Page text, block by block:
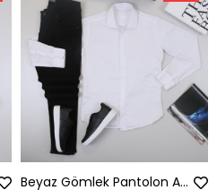
Beyaz Gömlek Pantolon Ayakkabı Kombin